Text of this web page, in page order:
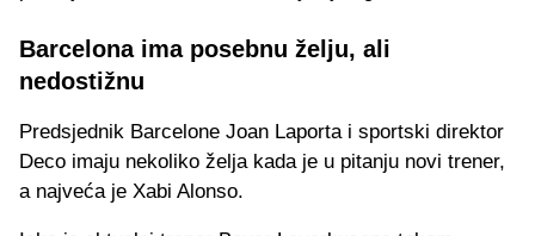
Barcelona ima posebnu želju, ali
nedostižnu
Predsjednik Barcelone Joan Laporta i sportski direktor
Deco imaju nekoliko želja kada je u pitanju novi trener,
a najveća je Xabi Alonso.